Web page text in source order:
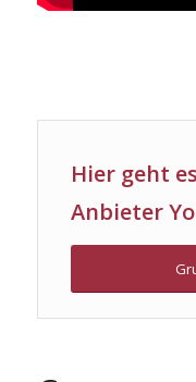
Hier geht
Anbieter